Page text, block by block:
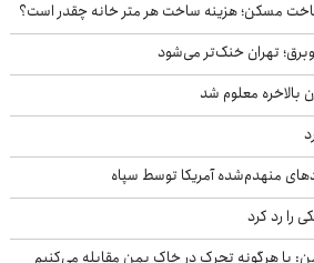
تهران خنک‌تر می‌شود
بالاخره معلوم شد
منهدم‌شده آمریکا توسط سپاه
را رد کرد
با هرگونه تحرک در خاک یمن مقابله می‌کنیم